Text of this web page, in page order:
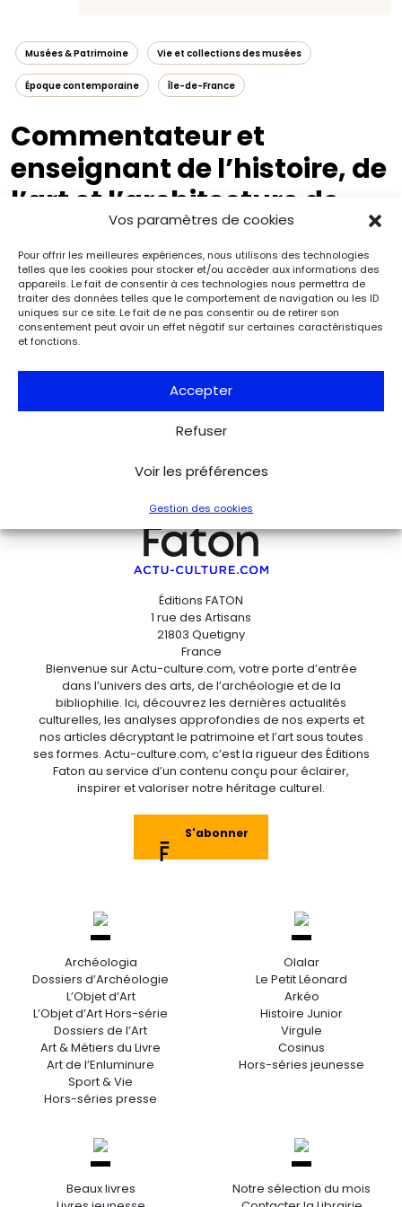
Vos paramètres de cookies
Pour offrir les meilleures expériences, nous utilisons des technologies
telles que les cookies pour stocker et/ou accéder aux informations des
appareils. Le fait de consentir à ces technologies nous permettra de
traiter des données telles que le comportement de navigation ou les ID
uniques sur ce site. Le fait de ne pas consentir ou de retirer son
consentement peut avoir un effet négatif sur certaines caractéristiques
et fonctions.
Accepter
Refuser
Voir les préférences
Gestion des cookies
Musées & Patrimoine Vie et collections des musées
Époque contemporaine Île-de-France
Commentateur et
enseignant de l’histoire, de
l’art et l’architecture de
Éditions FATON
1 rue des Artisans
21803 Quetigny
France
Bienvenue sur Actu-culture.com, votre porte d’entrée
dans l’univers des arts, de l’archéologie et de la
bibliophilie. Ici, découvrez les dernières actualités
culturelles, les analyses approfondies de nos experts et
nos articles décryptant le patrimoine et l’art sous toutes
ses formes. Actu-culture.com, c’est la rigueur des Éditions
Faton au service d’un contenu conçu pour éclairer,
inspirer et valoriser notre héritage culturel.
S'abonner
Archéologia
Dossiers d’Archéologie
L’Objet d’Art
L’Objet d’Art Hors-série
Dossiers de l’Art
Art & Métiers du Livre
Art de l’Enluminure
Sport & Vie
Hors-séries presse
Olalar
Le Petit Léonard
Arkéo
Histoire Junior
Virgule
Cosinus
Hors-séries jeunesse
Beaux livres
Notre sélection du mois